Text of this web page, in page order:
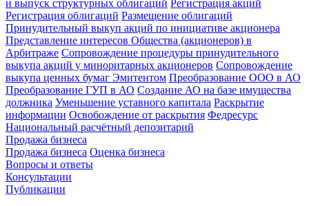
и выпуск структурных облигаций Регистрация акций
Регистрация облигаций Размещение облигаций
Принудительный выкуп акций по инициативе акционера
Представление интересов Общества (акционеров) в
Арбитраже Сопровождение процедуры принудительного
выкупа акций у миноритарных акционеров Сопровождение
выкупа ценных бумаг Эмитентом Преобразование ООО в АО
Преобразование ГУП в АО Создание АО на базе имущества
должника Уменьшение уставного капитала Раскрытие
информации Освобождение от раскрытия Федресурс
Национальный расчётный депозитарий
Продажа бизнеса
Продажа бизнеса Оценка бизнеса
Вопросы и ответы
Консультации
Публикации